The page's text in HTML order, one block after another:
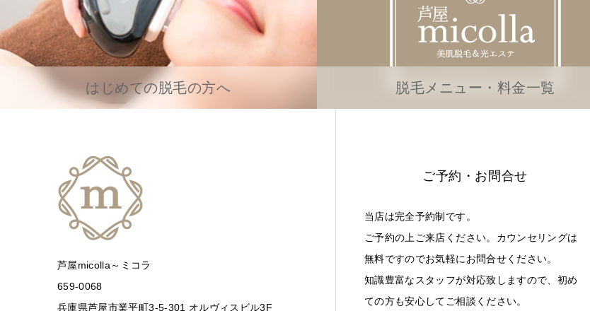
はじめての脱毛の方へ 脱毛メニュー・料金一覧
芦屋micolla～ミコラ
659-0068
兵庫県芦屋市業平町3-5-301 オルヴィスビル3F
ご予約・お問合せ
当店は完全予約制です。
ご予約の上ご来店ください。カウンセリングは
無料ですのでお気軽にお問合せください。
知識豊富なスタッフが対応致しますので、初め
ての方も安心してご相談ください。